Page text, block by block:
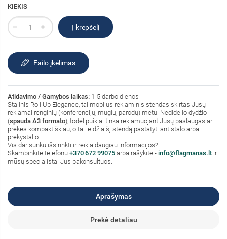
KIEKIS
Į krepšelį
Failo įkėlimas
Atidavimo / Gamybos laikas: 1-5 darbo dienos
Stalinis Roll Up Elegance, tai mobilus reklaminis stendas skirtas Jūsų
reklamai renginių (konferencijų, mugių, parodų) metu. Nedidelio dydžio
(spauda A3 formato), todėl puikiai tinka reklamuojant Jūsų paslaugas ar
prekes kompaktiškiau, o tai leidžia šį stendą pastatyti ant stalo arba
prekystalio.
Vis dar sunku išsirinkti ir reikia daugiau informacijos?
Skambinkite telefonu +370 672 99075 arba rašykite - info@flagmanas.lt ir
mūsų specialistai Jus pakonsultuos.
Aprašymas
Prekė detaliau